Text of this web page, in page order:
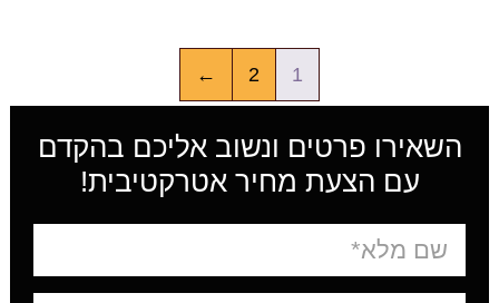
1
2
←
השאירו פרטים ונשוב אליכם בהקדם
עם הצעת מחיר אטרקטיבית!